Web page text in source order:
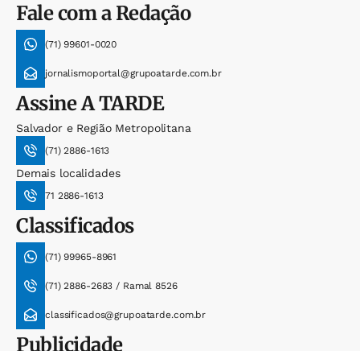
Fale com a Redação
(71) 99601-0020
jornalismoportal@grupoatarde.com.br
AssineA TARDE
Salvador e Região Metropolitana
(71) 2886-1613
Demais localidades
71 2886-1613
Classificados
(71) 99965-8961
(71) 2886-2683 / Ramal 8526
classificados@grupoatarde.com.br
Publicidade